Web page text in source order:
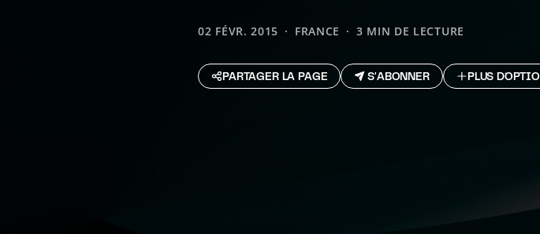
02 FÉVR. 2015 FRANCE 3 MIN DE LECTURE
PARTAGER LA PAGE S'ABONNER PLUS